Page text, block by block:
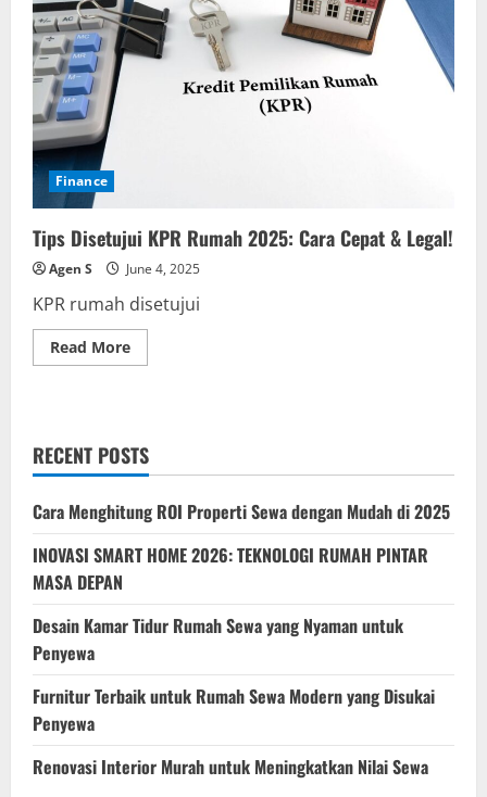
Finance
Tips Disetujui KPR Rumah 2025: Cara Cepat & Legal!
Agen S June 4, 2025
KPR rumah disetujui
Read MoreRead
more
2025:
Cara
Cepat
Legal!
RECENT POSTS
Cara Menghitung ROI Properti Sewa dengan Mudah di 2025
INOVASI SMART HOME 2026: TEKNOLOGI RUMAH PINTAR
MASA DEPAN
Desain Kamar Tidur Rumah Sewa yang Nyaman untuk
Penyewa
Furnitur Terbaik untuk Rumah Sewa Modern yang Disukai
Penyewa
Renovasi Interior Murah untuk Meningkatkan Nilai Sewa